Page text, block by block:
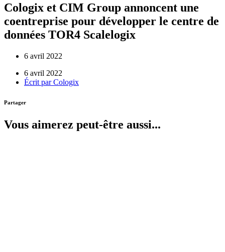
Cologix et CIM Group annoncent une
coentreprise pour développer le centre de
données TOR4 Scalelogix
6 avril 2022
6 avril 2022
Écrit parCologix
Partager
Vous aimerez peut-être aussi...